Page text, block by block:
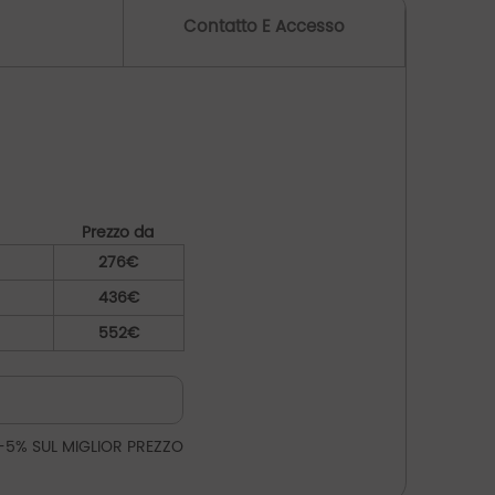
un grande cocktail bar e un
Contatto E Accesso
Prezzo da
276€
436€
552€
SUL MIGLIOR PREZZO